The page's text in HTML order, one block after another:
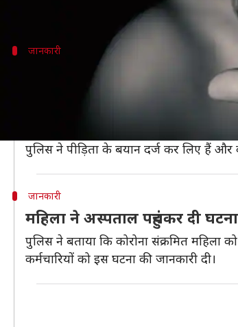
जानकारी
राज्य के स्वास्थ्य विभाग के साथ
पथनमथिट्टा जिले के पुलिस अधीक्षक केजी
अलप्पुझा जिले का रहने वाला आरोपी राज्य
साइमन के खिलाफ 2019 से हत्या की कोशिश
पुलिस ने पीड़िता के बयान दर्ज कर लिए हैं
जानकारी
महिला ने अस्पताल पहुंचकर दी
पुलिस ने बताया कि कोरोना संक्रमित
कर्मचारियों को इस घटना की जानकारी दी।